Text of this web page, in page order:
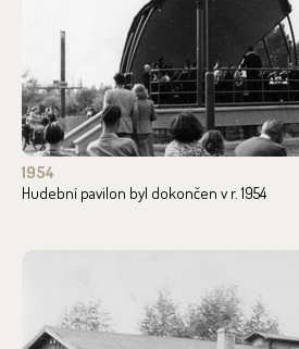
1954
Hudební pavilon byl dokončen v r. 1954